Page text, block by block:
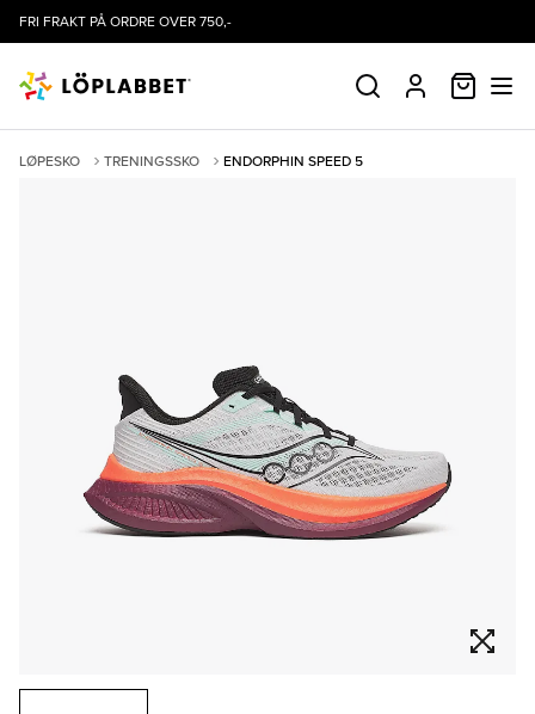
FRI FRAKT PÅ ORDRE OVER 750,-
SØK PROFIL
LØPESKO TRENINGSSKO ENDORPHIN SPEED 5